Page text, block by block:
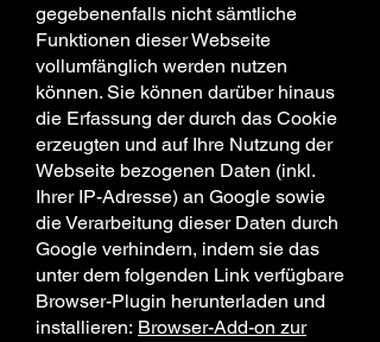
gegebenenfalls nicht sämtliche
Funktionen dieser Webseite
vollumfänglich werden nutzen
können. Sie können darüber hinaus
die Erfassung der durch das Cookie
erzeugten und auf Ihre Nutzung der
Webseite bezogenen Daten (inkl.
Ihrer IP-Adresse) an Google sowie
die Verarbeitung dieser Daten durch
Google verhindern, indem sie das
unter dem folgenden Link verfügbare
Browser-Plugin herunterladen und
installieren: Browser-Add-on zur